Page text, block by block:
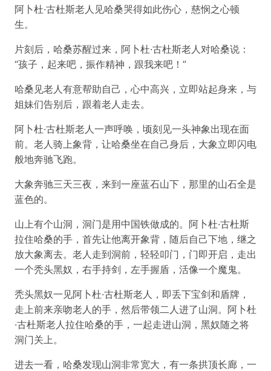
阿卜杜·古杜斯老人见哈桑哭得如此伤心，慈悯之心顿
生。
片刻后，哈桑苏醒过来，阿卜杜·古杜斯老人对哈桑说：
“孩子，起来吧，振作精神，跟我来吧！”
哈桑见老人有意帮助自己，心中高兴，立即站起身来，与
姐妹们告别后，跟着老人走去。
阿卜杜·古杜斯老人一声呼唤，顷刻见一头神象出现在面
前。老人骑上象背，让哈桑坐在自己身后，大象立即闪电
般地奔驰飞跑。
大象奔驰三天三夜，来到一座蓝石山下，那里的山石全是
蓝色的。
山上有个山洞，洞门是用中国铁做成的。阿卜杜·古杜斯
拉住哈桑的手，首先让他离开象背，随后自己下地，继之
放大象离去。老人走到洞前，轻轻叩门，门即开启，走出
一个秃头黑奴，右手持剑，左手握盾，活像一个魔鬼。
秃头黑奴一见阿卜杜·古杜斯老人，即丢下宝剑和盾牌，
走上前来亲吻老人的手，然后带领二人进了山洞。阿卜杜
·古杜斯老人拉住哈桑的手，一起走进山洞，黑奴随之将
洞门关上。
进去一看，哈桑发现山洞非常宽大，有一条拱顶长廊，一